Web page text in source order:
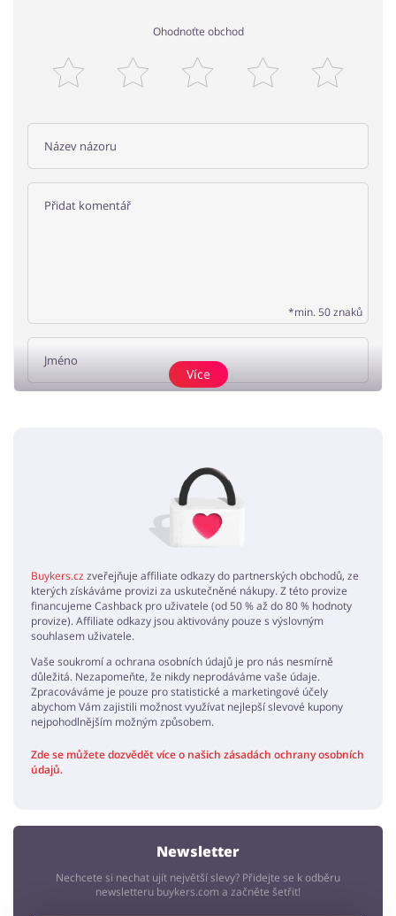
Ohodnoťte obchod
*min. 50 znaků
Žádné elementy nejsou
Více
Buykers.cz zveřejňuje affiliate odkazy do partnerských obchodů, ze
kterých získáváme provizi za uskutečněné nákupy. Z této provize
financujeme Cashback pro uživatele (od 50 % až do 80 % hodnoty
provize). Affiliate odkazy jsou aktivovány pouze s výslovným
souhlasem uživatele.
Vaše soukromí a ochrana osobních údajů je pro nás nesmírně
důležitá. Nezapomeňte, že nikdy neprodáváme vaše údaje.
Zpracováváme je pouze pro statistické a marketingové účely
abychom Vám zajistili možnost využívat nejlepší slevové kupony
nejpohodlnějším možným způsobem.
Zde se můžete dozvědět více o našich zásadách ochrany osobních
údajů.
Newsletter
Nechcete si nechat ujít největší slevy? Přidejte se k odběru
newsletteru buykers.com a začněte šetřit!